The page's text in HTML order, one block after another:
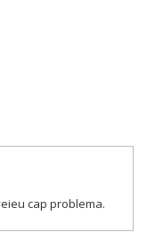
cap problema.